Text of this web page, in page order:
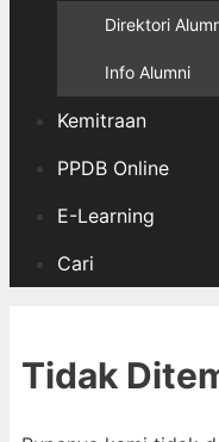
Direktori
Info Alumni
Kemitraan
PPDB Online
E-Learning
Cari
Tidak